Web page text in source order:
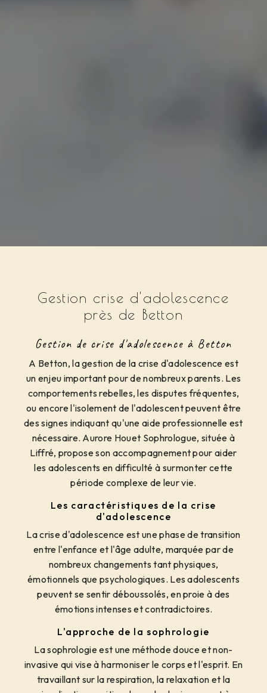
Gestion crise d'adolescence
près de Betton
Gestion de crise d'adolescence à Betton
A Betton, la gestion de la crise d'adolescence est
un enjeu important pour de nombreux parents. Les
comportements rebelles, les disputes fréquentes,
ou encore l'isolement de l'adolescent peuvent être
des signes indiquant qu'une aide professionnelle est
nécessaire. Aurore Houet Sophrologue, située à
Liffré, propose son accompagnement pour aider
les adolescents en difficulté à surmonter cette
période complexe de leur vie.
Les caractéristiques de la crise
d'adolescence
La crise d'adolescence est une phase de transition
entre l'enfance et l'âge adulte, marquée par de
nombreux changements tant physiques,
émotionnels que psychologiques. Les adolescents
peuvent se sentir déboussolés, en proie à des
émotions intenses et contradictoires.
L'approche de la sophrologie
La sophrologie est une méthode douce et non-
invasive qui vise à harmoniser le corps et l'esprit. En
travaillant sur la respiration, la relaxation et la